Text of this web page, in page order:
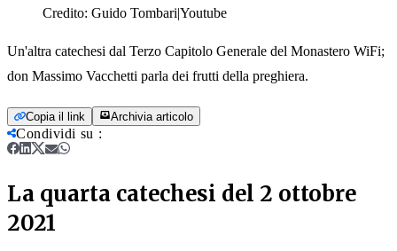
Credito: Guido Tombari|Youtube
Un'altra catechesi dal Terzo Capitolo Generale del Monastero WiFi;
don Massimo Vacchetti parla dei frutti della preghiera.
Copia il link Archivia articolo
Condividi su :
La quarta catechesi del 2 ottobre
2021